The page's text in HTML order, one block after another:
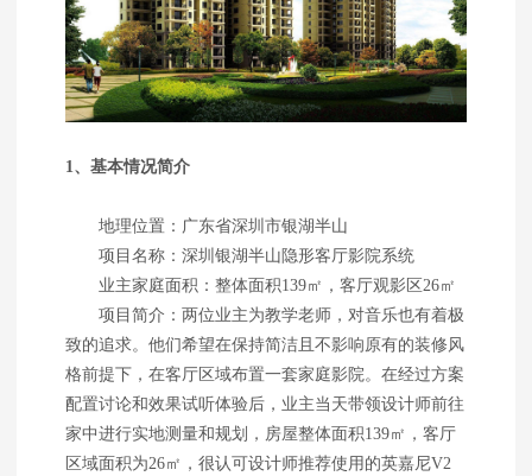
1、基本情况简介
地理位置：广东省深圳市银湖半山
项目名称：深圳银湖半山隐形客厅影院系统
业主家庭面积：整体面积139㎡，客厅观影区26㎡
项目简介：两位业主为教学老师，对音乐也有着极
致的追求。他们希望在保持简洁且不影响原有的装修风
格前提下，在客厅区域布置一套家庭影院。在经过方案
配置讨论和效果试听体验后，业主当天带领设计师前往
家中进行实地测量和规划，房屋整体面积139㎡，客厅
区域面积为26㎡，很认可设计师推荐使用的英嘉尼V2